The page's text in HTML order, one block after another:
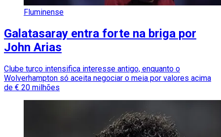
Fluminense
Galatasaray entra forte na briga por
John Arias
Clube turco intensifica interesse antigo, enquanto o
Wolverhampton só aceita negociar o meia por valores acima
de € 20 milhões